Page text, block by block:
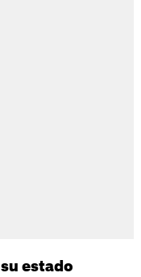
su estado